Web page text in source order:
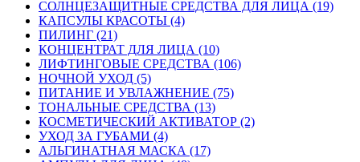
СОЛНЦЕЗАЩИТНЫЕ СРЕДСТВА ДЛЯ ЛИЦА (19)
КАПСУЛЫ КРАСОТЫ (4)
ПИЛИНГ (21)
КОНЦЕНТРАТ ДЛЯ ЛИЦА (10)
ЛИФТИНГОВЫЕ СРЕДСТВА (106)
НОЧНОЙ УХОД (5)
ПИТАНИЕ И УВЛАЖНЕНИЕ (75)
ТОНАЛЬНЫЕ СРЕДСТВА (13)
КОСМЕТИЧЕСКИЙ АКТИВАТОР (2)
УХОД ЗА ГУБАМИ (4)
АЛЬГИНАТНАЯ МАСКА (17)